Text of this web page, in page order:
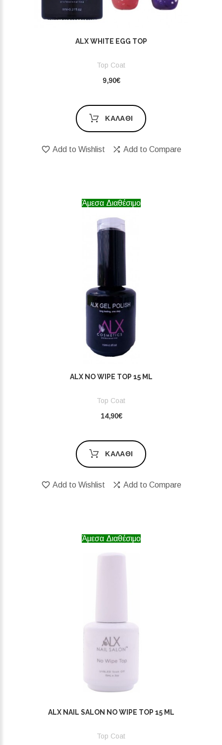
ALX WHITE EGG TOP
Top Coat
9,90€
ΚΑΛΆΘΙ
Add to Wishlist Add to Compare
Άμεσα Διαθέσιμο
ALX NO WIPE TOP 15 ML
Top Coat
14,90€
ΚΑΛΆΘΙ
Add to Wishlist Add to Compare
Άμεσα Διαθέσιμο
ALX NAIL SALON NO WIPE TOP 15 ML
Top Coat